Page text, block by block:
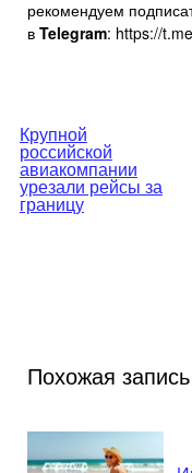
рекомендуем
в Telegram: https://
Навигация
по
записям
Крупной
российской
авиакомпании
урезали рейсы за
границу
Похожая запись